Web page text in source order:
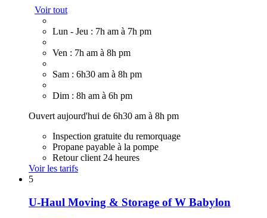
Voir tout
Lun - Jeu : 7h am à 7h pm
Ven : 7h am à 8h pm
Sam : 6h30 am à 8h pm
Dim : 8h am à 6h pm
Ouvert aujourd'hui de 6h30 am à 8h pm
Inspection gratuite du remorquage
Propane payable à la pompe
Retour client 24 heures
Voir les tarifs
5
U-Haul Moving & Storage of W Babylon